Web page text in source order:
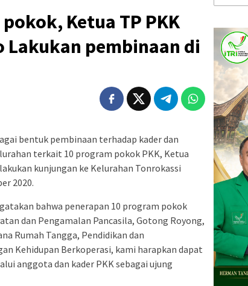
Ketua TP PKK
Lakukan pembinaan di
bentuk pembinaan terhadap kader dan
terkait 10 program pokok PKK, Ketua
kunjungan ke Kelurahan Tonrokassi
2020.
bahwa penerapan 10 program pokok
dan Pengamalan Pancasila, Gotong Royong,
Rumah Tangga, Pendidikan dan
Kehidupan Berkoperasi, kami harapkan dapat
anggota dan kader PKK sebagai ujung
untuk: